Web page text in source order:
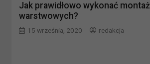
Jak prawidłowo wykonać
warstwowych?
15 września, 2020 redakcja